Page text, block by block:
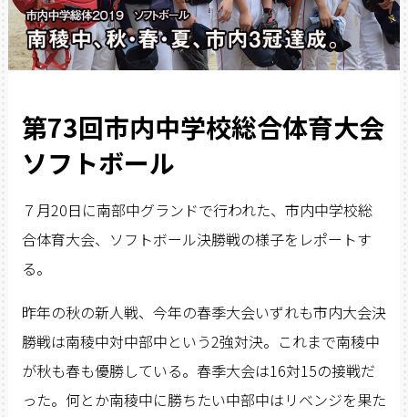
第73回市内中学校総合体育大会
ソフトボール
７月20日に南部中グランドで行われた、市内中学校総
合体育大会、ソフトボール決勝戦の様子をレポートす
る。
昨年の秋の新人戦、今年の春季大会いずれも市内大会決
勝戦は南稜中対中部中という2強対決。これまで南稜中
が秋も春も優勝している。春季大会は16対15の接戦だ
った。何とか南稜中に勝ちたい中部中はリベンジを果た